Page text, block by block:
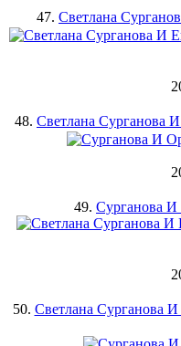
47. Светлана
48. Светлана Сурганова
49. Сурганова И
50. Светлана Сурганова